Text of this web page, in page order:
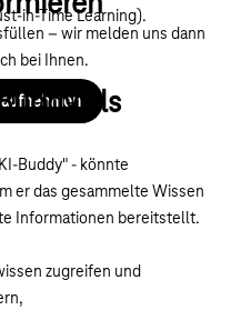
in-Time Learning).
– wir melden uns dann
bei Ihnen.
als
Buddy" - könnte
er das gesammelte Wissen
Informationen bereitstellt.
zugreifen und